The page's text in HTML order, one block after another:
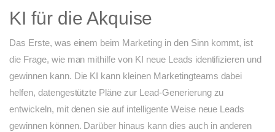
KI für die Akquise
Das Erste, was einem beim Marketing in den Sinn kommt, ist
die Frage, wie man mithilfe von KI neue Leads identifizieren und
gewinnen kann. Die KI kann kleinen Marketingteams dabei
helfen, datengestützte Pläne zur Lead-Generierung zu
entwickeln, mit denen sie auf intelligente Weise neue Leads
gewinnen können. Darüber hinaus kann dies auch in anderen